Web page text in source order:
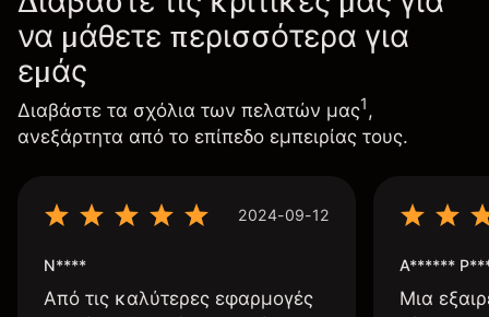
να μάθετε περισσότερα για
εμάς
Διαβάστε τα σχόλια των πελατών μας1,
ανεξάρτητα από το επίπεδο εμπειρίας τους.
2024-09-12
N****
Από τις καλύτερες εφαρμογές
A******
Μια